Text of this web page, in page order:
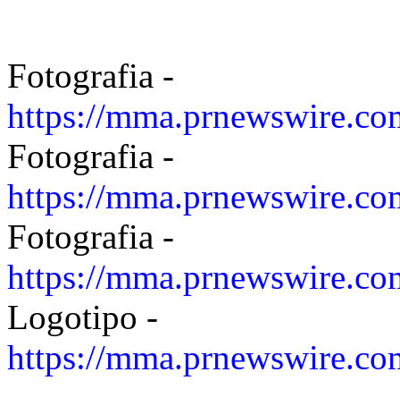
Fotografia -
https://
Fotografia -
https://
Fotografia -
https://
Logotipo -
https://